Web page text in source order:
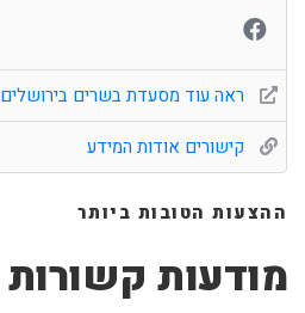
ראה עוד מסעדת בשרים בירושלים
קישורים אודות המידע
ההצעות הטובות ביותר
מודעות קשורות